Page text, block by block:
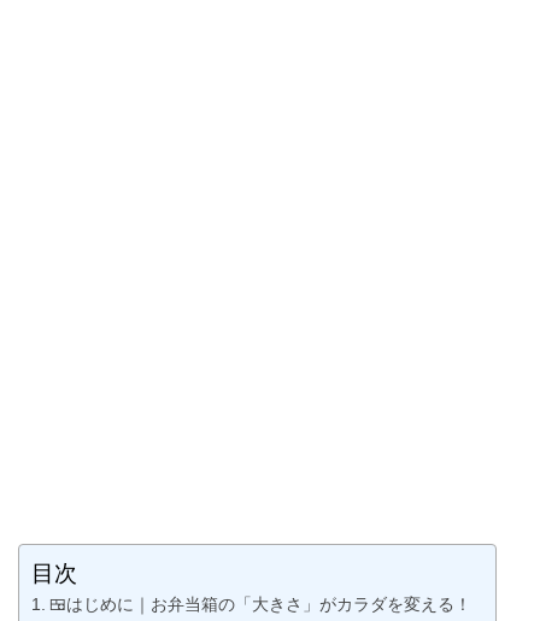
目次
🍱はじめに｜お弁当箱の「大きさ」がカラダを変える！